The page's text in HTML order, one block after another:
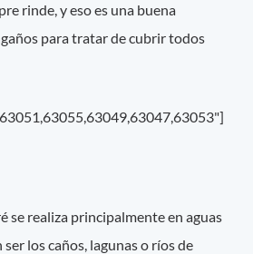
rinde, y eso es una buena
para tratar de cubrir todos
se realiza principalmente en aguas
los caños, lagunas o ríos de